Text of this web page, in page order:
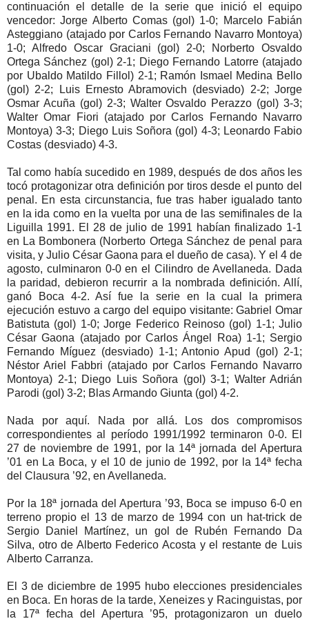
continuación el detalle de la serie que inició el equipo
vencedor: Jorge Alberto Comas (gol) 1-0; Marcelo Fabián
Asteggiano (atajado por Carlos Fernando Navarro Montoya)
1-0; Alfredo Oscar Graciani (gol) 2-0; Norberto Osvaldo
Ortega Sánchez (gol) 2-1; Diego Fernando Latorre (atajado
por Ubaldo Matildo Fillol) 2-1; Ramón Ismael Medina Bello
(gol) 2-2; Luis Ernesto Abramovich (desviado) 2-2; Jorge
Osmar Acuña (gol) 2-3; Walter Osvaldo Perazzo (gol) 3-3;
Walter Omar Fiori (atajado por Carlos Fernando Navarro
Montoya) 3-3; Diego Luis Soñora (gol) 4-3; Leonardo Fabio
Costas (desviado) 4-3.
Tal como había sucedido en 1989, después de dos años les
tocó protagonizar otra definición por tiros desde el punto del
penal. En esta circunstancia, fue tras haber igualado tanto
en la ida como en la vuelta por una de las semifinales de la
Liguilla 1991. El 28 de julio de 1991 habían finalizado 1-1
en La Bombonera (Norberto Ortega Sánchez de penal para
visita, y Julio César Gaona para el dueño de casa). Y el 4 de
agosto, culminaron 0-0 en el Cilindro de Avellaneda. Dada
la paridad, debieron recurrir a la nombrada definición. Allí,
ganó Boca 4-2. Así fue la serie en la cual la primera
ejecución estuvo a cargo del equipo visitante: Gabriel Omar
Batistuta (gol) 1-0; Jorge Federico Reinoso (gol) 1-1; Julio
César Gaona (atajado por Carlos Ángel Roa) 1-1; Sergio
Fernando Míguez (desviado) 1-1; Antonio Apud (gol) 2-1;
Néstor Ariel Fabbri (atajado por Carlos Fernando Navarro
Montoya) 2-1; Diego Luis Soñora (gol) 3-1; Walter Adrián
Parodi (gol) 3-2; Blas Armando Giunta (gol) 4-2.
Nada por aquí. Nada por allá. Los dos compromisos
correspondientes al período 1991/1992 terminaron 0-0. El
27 de noviembre de 1991, por la 14ª jornada del Apertura
’01 en La Boca, y el 10 de junio de 1992, por la 14ª fecha
del Clausura ’92, en Avellaneda.
Por la 18ª jornada del Apertura ’93, Boca se impuso 6-0 en
terreno propio el 13 de marzo de 1994 con un hat-trick de
Sergio Daniel Martínez, un gol de Rubén Fernando Da
Silva, otro de Alberto Federico Acosta y el restante de Luis
Alberto Carranza.
El 3 de diciembre de 1995 hubo elecciones presidenciales
en Boca. En horas de la tarde, Xeneizes y Racinguistas, por
la 17ª fecha del Apertura ’95, protagonizaron un duelo